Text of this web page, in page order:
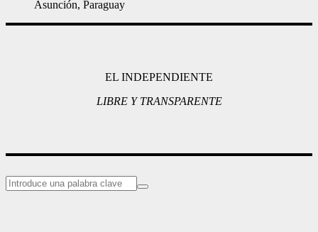
Asunción, Paraguay
EL INDEPENDIENTE
LIBRE Y TRANSPARENTE